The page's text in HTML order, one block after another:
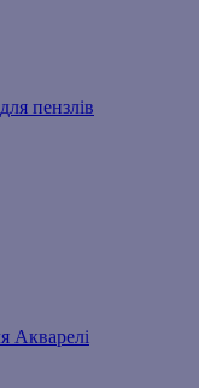
пензлів
Акварелі